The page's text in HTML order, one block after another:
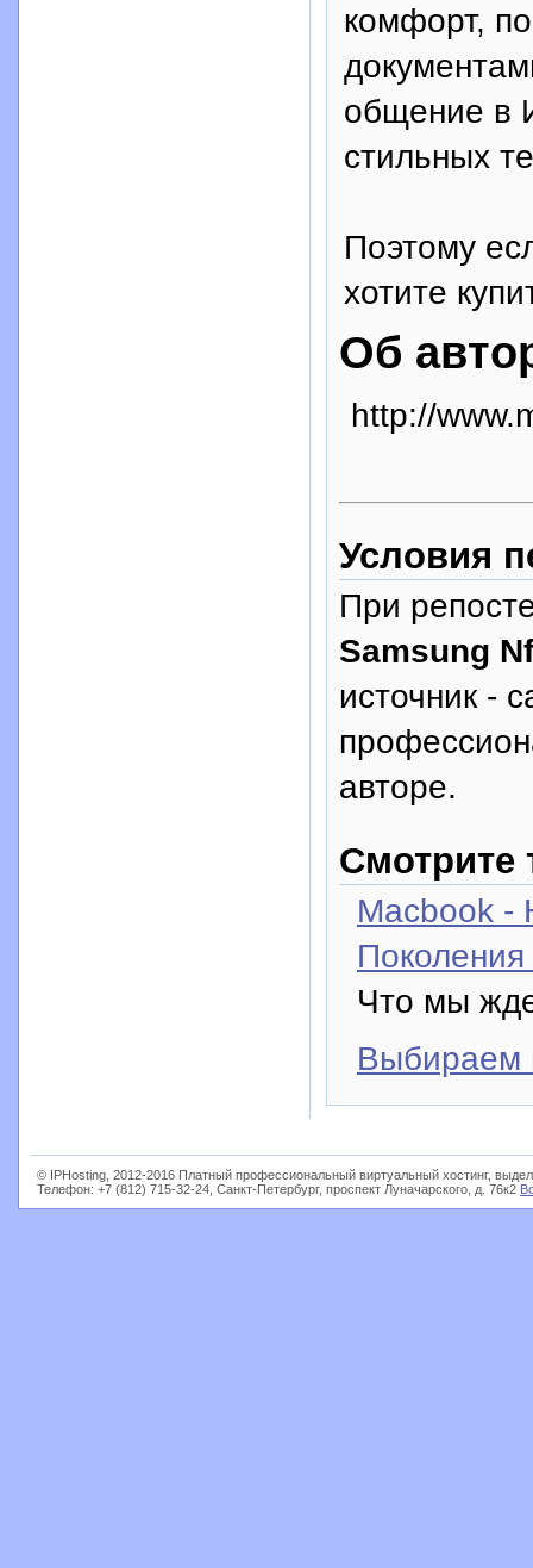
комфорт,
общение в
стильных
Поэтому
хотите
Об
http://
Условия
При
Samsung
источник -
авторе.
Смотрите
Macbook
Что мы
Выбираем
© IPHosting, 2012-2016 Платный профессиональный виртуальный хостинг,
Телефон: +7 (812) 715-32-24, Санкт-Петербург, проспект Луначарского, д. 76к2